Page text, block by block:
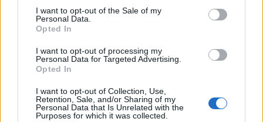
consent section.
I want to opt-out of the Sale of my
Personal Data.
Opted In
I want to opt-out of processing my
Personal Data for Targeted Advertising.
Opted In
I want to opt-out of Collection, Use,
Retention, Sale, and/or Sharing of my
Personal Data that Is Unrelated with the
Purposes for which it was collected.
Συνάντηση Φλωρίδη με Κινέζο αξιωματούχο - Η
διαφθορά στο επίκεντρο
24.10.2023 16:04